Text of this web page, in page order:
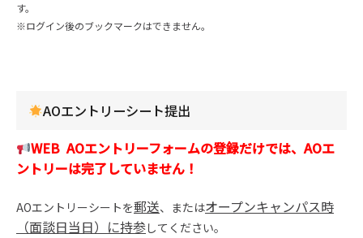
す。
※ログイン後のブックマークはできません。
AOエントリーシート提出
WEB AOエントリーフォームの登録だけでは、AOエ
ントリーは完了していません！
AOエントリーシートを郵送、またはオープンキャンパス時
（面談日当日）に持参してください。